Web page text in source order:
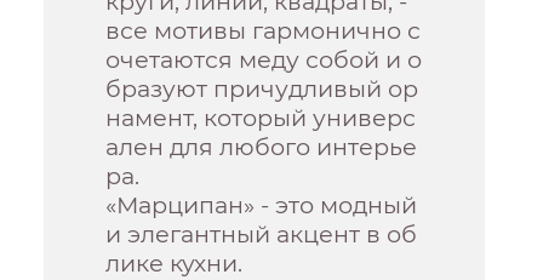
все мотивы гармонично с
очетаются меду собой и о
бразуют причудливый ор
намент, который универс
ален для любого интерье
ра.
«Марципан» - это модный
и элегантный акцент в об
лике кухни.